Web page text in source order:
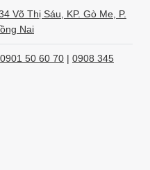
Võ Thị Sáu, KP. Gò Me, P.
Nai
0901 50 60 70 | 0908 345